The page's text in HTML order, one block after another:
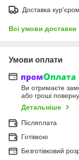
Доставка
Всі умови доставки
Умови оплати
Ви отримаєте
або гроші
Детальніше
Післяплата
Готівкою
Безготівковий